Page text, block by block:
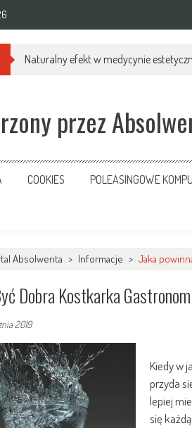
Naturalny efekt w medycynie
przez
COOKIES POLEASINGOWE
Absolwenta > Informacje > Jaka
Dobra Kostkarka
2019
Kiedy w
przyda
lepiej
się